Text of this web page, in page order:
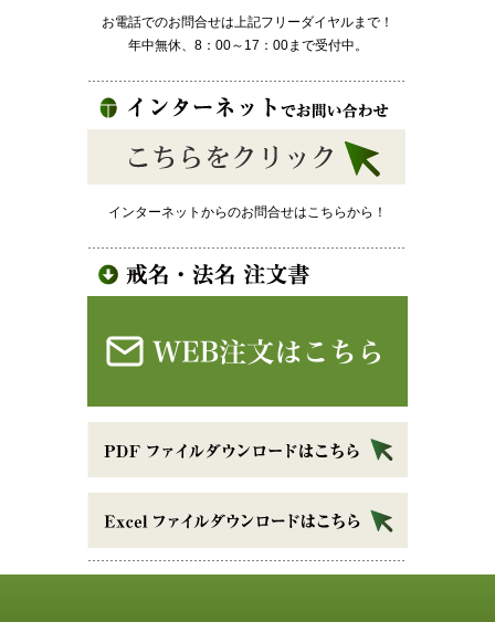
お電話でのお問合せは上記フリーダイヤルまで！
年中無休、8：00～17：00まで受付中。
インターネットからのお問合せはこちらから！